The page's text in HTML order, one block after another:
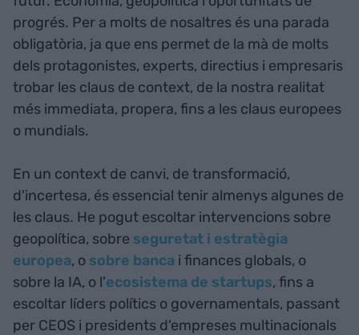
progrés. Per a molts de nosaltres és una parada
obligatòria, ja que ens permet de la mà de molts
dels protagonistes, experts, directius i empresaris
trobar les claus de context, de la nostra realitat
més immediata, propera, fins a les claus europees
o mundials.
En un context de canvi, de transformació,
d'incertesa, és essencial tenir almenys algunes de
les claus. He pogut escoltar intervencions sobre
geopolítica, sobre seguretat i estratègia
europea, o sobre banca i finances globals, o
sobre la IA, o l'ecosistema de startups, fins a
escoltar líders polítics o governamentals, passant
per CEOS i presidents d'empreses multinacionals